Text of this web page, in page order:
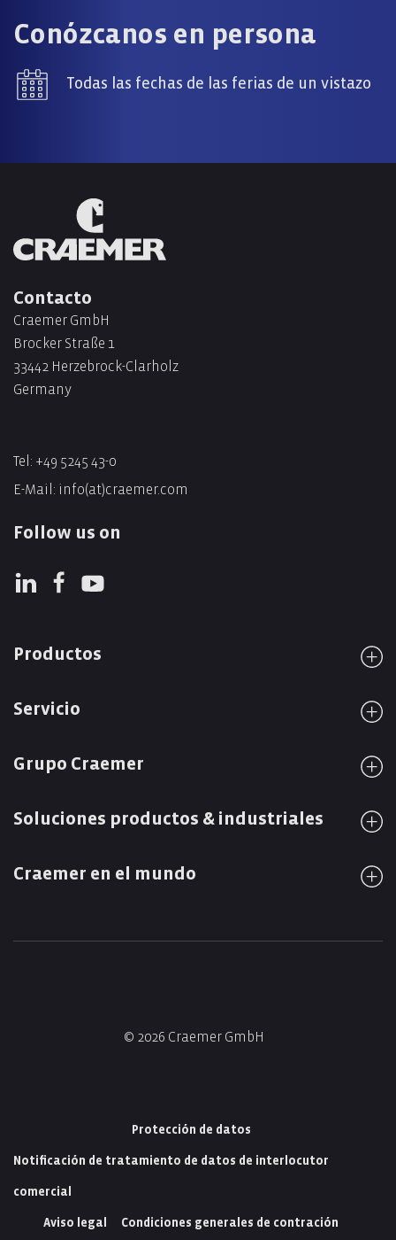
Conózcanos en persona
Todas las fechas de las ferias de un vistazo
Contacto
Craemer GmbH
Brocker Straße 1
33442 Herzebrock-Clarholz
Germany
Tel: +49 5245 43-0
E-Mail: info(at)craemer.com
Follow us on
Productos
Servicio
Grupo Craemer
Soluciones productos & industriales
Craemer en el mundo
© 2026 Craemer GmbH
Protección de datos
Notificación de tratamiento de datos de interlocutor
comercial
Aviso legal Condiciones generales de contración